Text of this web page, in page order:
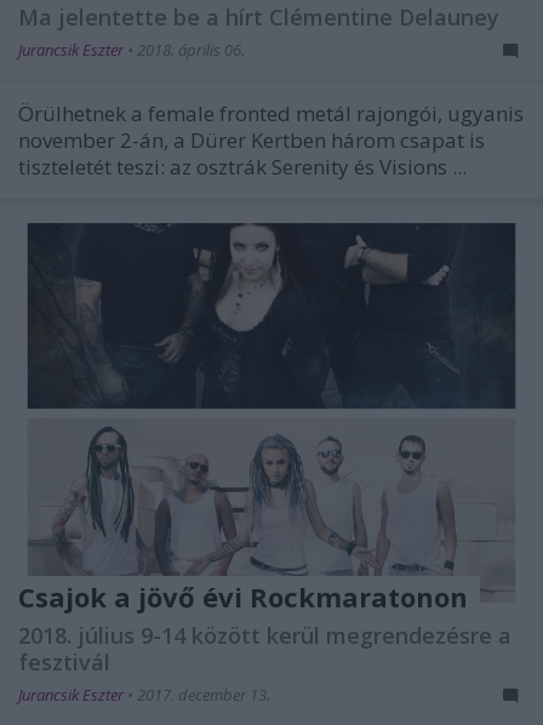
Ma jelentette be a hírt Clémentine Delauney
Jurancsik Eszter • 2018. április 06.
Örülhetnek a female fronted metál rajongói, ugyanis
november 2-án, a Dürer Kertben három csapat is
tiszteletét teszi: az osztrák Serenity és Visions ...
Csajok a jövő évi Rockmaratonon
2018. július 9-14 között kerül megrendezésre a
fesztivál
Jurancsik Eszter • 2017. december 13.